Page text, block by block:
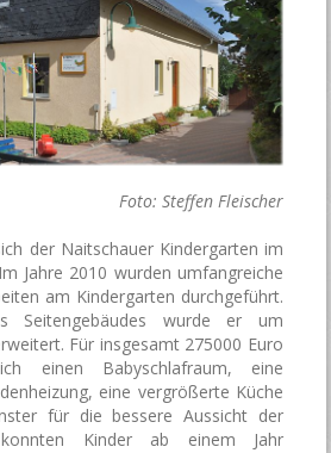
Foto: Steffen Fleischer
der Naitschauer Kindergarten im
Jahre 2010 wurden umfangreiche
am Kindergarten durchgeführt.
wurde er um
Für insgesamt 275000 Euro
einen Babyschlafraum, eine
eine vergrößerte Küche
für die bessere Aussicht der
Kinder ab einem Jahr